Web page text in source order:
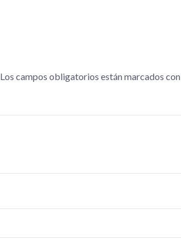
Los campos obligatorios están marcados con